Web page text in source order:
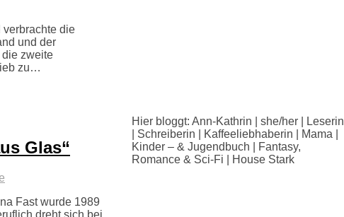
verbrachte die
und der
zweite
zu…
Glas“
Fast wurde 1989
dreht sich bei
Hier bloggt: Ann-Kathrin | she/her | Leserin
| Schreiberin | Kaffeeliebhaberin | Mama |
Kinder – & Jugendbuch | Fantasy,
Romance & Sci-Fi | House Stark